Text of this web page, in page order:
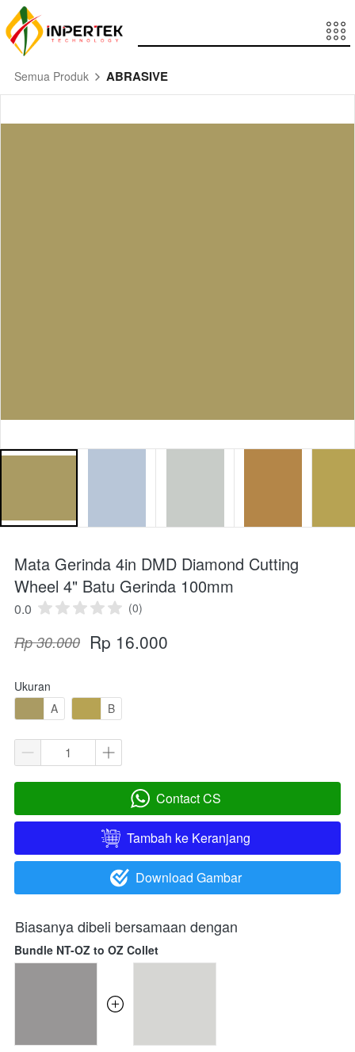
Semua Produk ABRASIVE
Mata Gerinda 4in DMD Diamond Cutting
Wheel 4" Batu Gerinda 100mm
0.0 (0)
Rp 30.000 Rp 16.000
Ukuran
A
B
` Contact CS
` Tambah ke Keranjang
` Download Gambar
Biasanya dibeli bersamaan dengan
Bundle NT-OZ to OZ Collet